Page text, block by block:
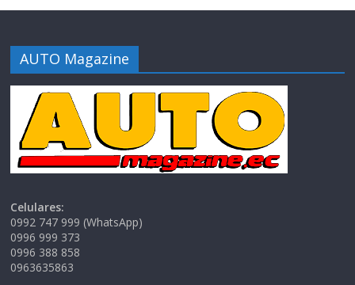
AUTO Magazine
Celulares:
0992 747 999 (WhatsApp)
0996 999 373
0996 388 858
0963635863